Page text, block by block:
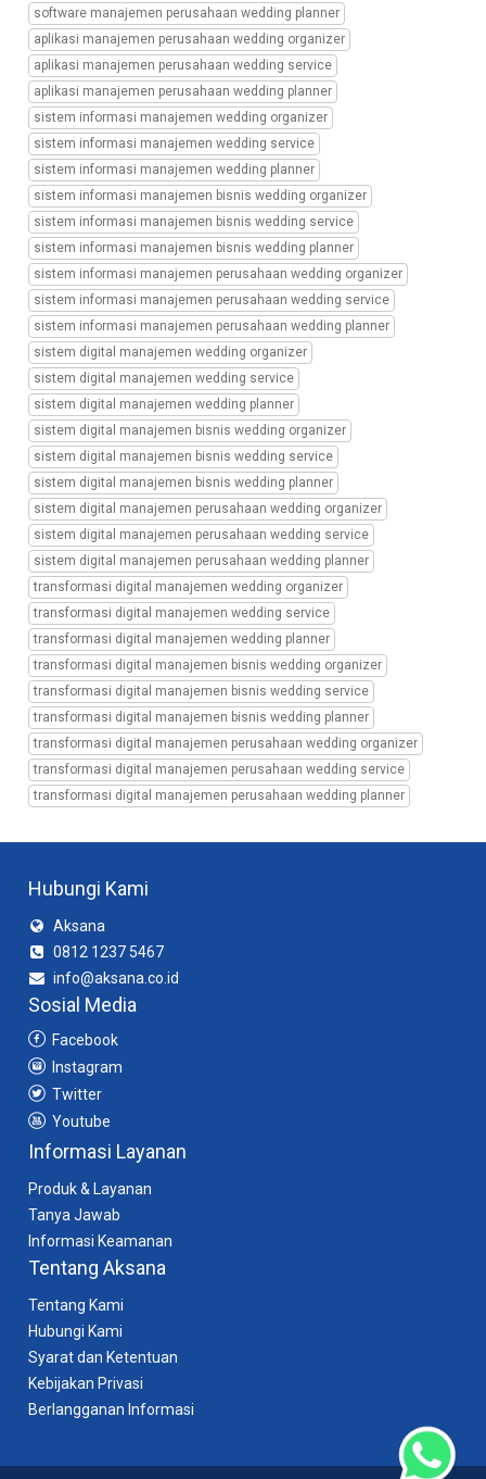
software manajemen perusahaan wedding planner
aplikasi manajemen perusahaan wedding organizer
aplikasi manajemen perusahaan wedding service
aplikasi manajemen perusahaan wedding planner
sistem informasi manajemen wedding organizer
sistem informasi manajemen wedding service
sistem informasi manajemen wedding planner
sistem informasi manajemen bisnis wedding organizer
sistem informasi manajemen bisnis wedding service
sistem informasi manajemen bisnis wedding planner
sistem informasi manajemen perusahaan wedding organizer
sistem informasi manajemen perusahaan wedding service
sistem informasi manajemen perusahaan wedding planner
sistem digital manajemen wedding organizer
sistem digital manajemen wedding service
sistem digital manajemen wedding planner
sistem digital manajemen bisnis wedding organizer
sistem digital manajemen bisnis wedding service
sistem digital manajemen bisnis wedding planner
sistem digital manajemen perusahaan wedding organizer
sistem digital manajemen perusahaan wedding service
sistem digital manajemen perusahaan wedding planner
transformasi digital manajemen wedding organizer
transformasi digital manajemen wedding service
transformasi digital manajemen wedding planner
transformasi digital manajemen bisnis wedding organizer
transformasi digital manajemen bisnis wedding service
transformasi digital manajemen bisnis wedding planner
transformasi digital manajemen perusahaan wedding organizer
transformasi digital manajemen perusahaan wedding service
transformasi digital manajemen perusahaan wedding planner
Hubungi Kami
Aksana
0812 1237 5467
info@aksana.co.id
Sosial Media
Facebook
Instagram
Twitter
Youtube
Informasi Layanan
Produk & Layanan
Tanya Jawab
Informasi Keamanan
Tentang Aksana
Tentang Kami
Hubungi Kami
Syarat dan Ketentuan
Kebijakan Privasi
Berlangganan Informasi
bisnis
wedding
planner,
sistem
informasi
manajemen
perusahaan
wedding
organizer,
sistem
informasi
manajemen
perusahaan
wedding
service,
sistem
informasi
manajemen
perusahaan
wedding
planner,
sistem
digital
manajemen
wedding
organizer,
sistem
digital
manajemen
wedding
service,
sistem
digital
manajemen
wedding
planner,
sistem
wedding
sistem
digital
manajemen
bisnis
wedding
service,
sistem
digital
manajemen
bisnis
wedding
planner,
sistem
digital
manajemen
perusahaan
wedding
sistem
digital
manajemen
perusahaan
wedding
digital